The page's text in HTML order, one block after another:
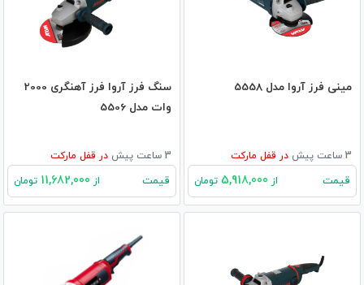
مینی فرز آروا مدل 5558
3 ساعت پیش در قفل مارکت
قیمت از تومان
سنگ فرز آروا فرز آهنگری 2000
وات مدل 5506
3 ساعت پیش در قفل مارکت
قیمت از تومان